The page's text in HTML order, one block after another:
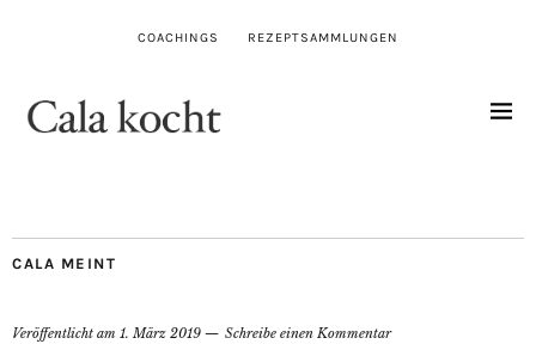
COACHINGS REZEPTSAMMLUNGEN
CALA MEINT
Veröffentlicht am 1. März 2019 Schreibe einen Kommentar